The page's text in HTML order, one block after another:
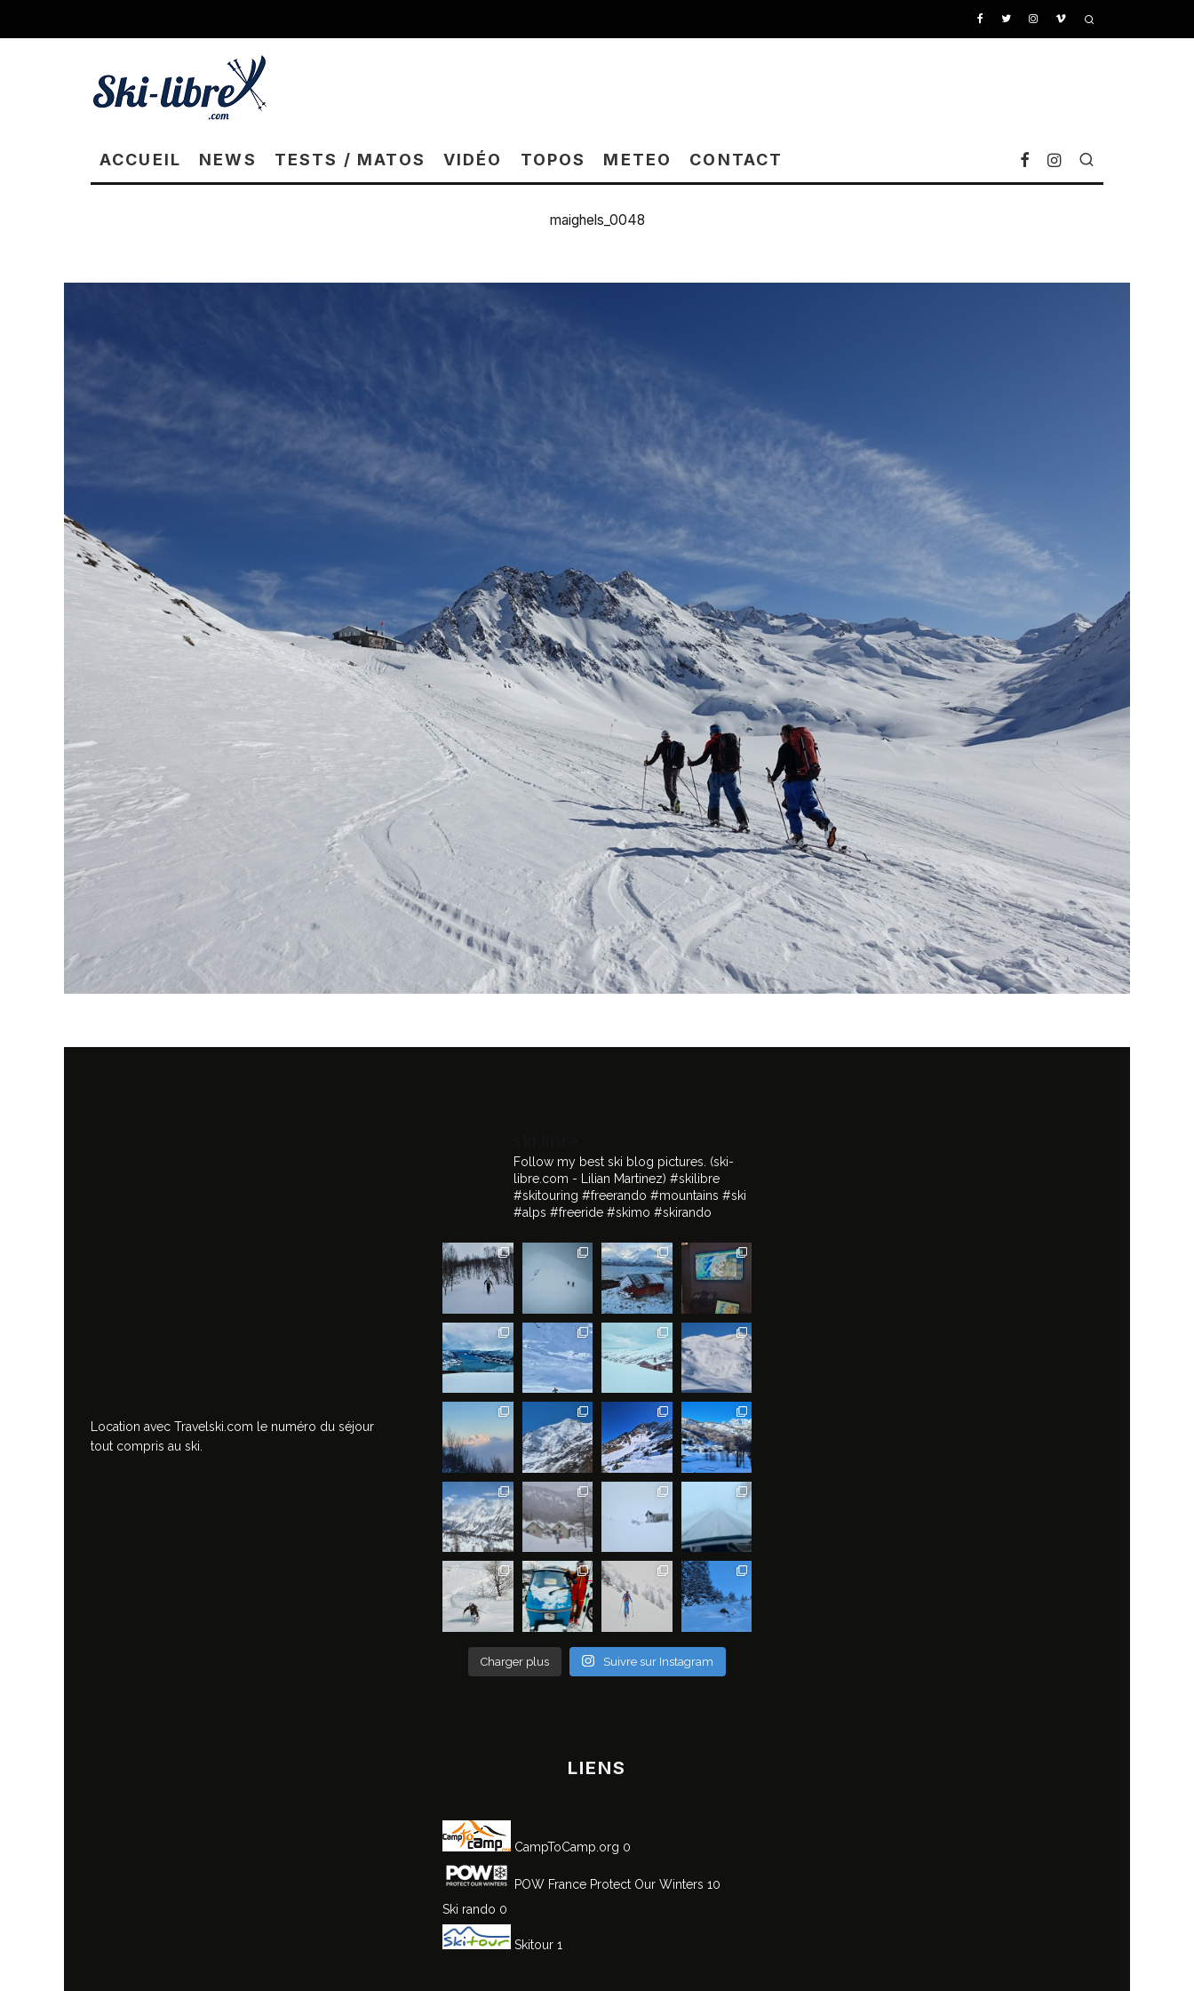
ACCUEIL NEWS TESTS / MATOS VIDÉO TOPOS METEO CONTACT
maighels_0048
Location avec Travelski.com le numéro du séjour
tout compris au ski.
Follow my best ski blog pictures. (ski-
libre.com - Lilian Martinez) #skilibre
#skitouring #freerando #mountains #ski
#alps #freeride #skimo #skirando
Charger plus Suivre sur Instagram
LIENS
CampToCamp.org 0
POW France Protect Our Winters 10
Ski rando 0
Skitour 1